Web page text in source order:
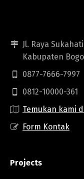
Jl. Raya
Kabupaten
0877-7666-7997
0812-10000-361
Temukan kami
Form Kontak
Projects